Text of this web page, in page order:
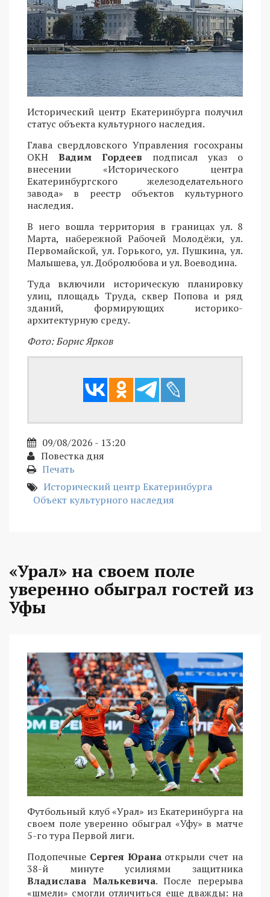
Исторический центр Екатеринбурга получил
статус объекта культурного наследия.
Глава свердловского Управления госохраны
ОКН Вадим Гордеев подписал указ о
внесении «Исторического центра
Екатеринбургского железоделательного
завода» в реестр объектов культурного
наследия.
В него вошла территория в границах ул. 8
Марта, набережной Рабочей Молодёжи, ул.
Первомайской, ул. Горького, ул. Пушкина, ул.
Малышева, ул. Добролюбова и ул. Воеводина.
Туда включили историческую планировку
улиц, площадь Труда, сквер Попова и ряд
зданий, формирующих историко-
архитектурную среду.
Фото: Борис Ярков
09/08/2026 - 13:20
Повестка дня
Печать
Исторический центр Екатеринбурга
Объект культурного наследия
«Урал» на своем поле
уверенно обыграл гостей из
Уфы
Футбольный клуб «Урал» из Екатеринбурга на
своем поле уверенно обыграл «Уфу» в матче
5-го тура Первой лиги.
Подопечные Сергея Юрана открыли счет на
38-й минуте усилиями защитника
Владислава Малькевича. После перерыва
«шмели» смогли отличиться еще дважды: на